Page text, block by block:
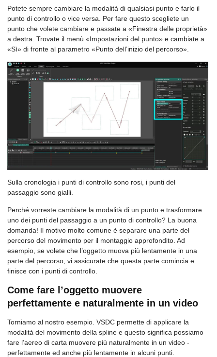
Potete sempre cambiare la modalità di qualsiasi punto e farlo il
punto di controllo o vice versa. Per fare questo scegliete un
punto che volete cambiare e passate a «Finestra delle proprietà»
a destra. Trovate il menù «Impostazioni del punto» e cambiate a
«Sì» di fronte al parametro «Punto dell’inizio del percorso».
Sulla cronologia i punti di controllo sono rosi, i punti del
passaggio sono gialli.
Perché vorreste cambiare la modalità di un punto e trasformare
uno dei punti del passaggio a un punto di controllo? La buona
domanda! Il motivo molto comune è separare una parte del
percorso del movimento per il montaggio approfondito. Ad
esempio, se volete che l’oggetto muova più lentamente in una
parte del percorso, vi assicurate che questa parte comincia e
finisce con i punti di controllo.
Come fare l’oggetto muovere
perfettamente e naturalmente in un video
Torniamo al nostro esempio. VSDC permette di applicare la
modalità del movimento della spline e questo significa possiamo
fare l’aereo di carta muovere più naturalmente in un video -
perfettamente ed anche più lentamente in alcuni punti.